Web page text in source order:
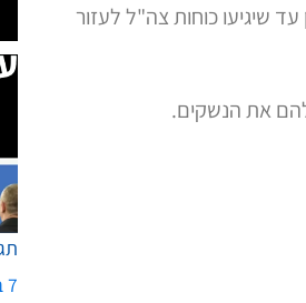
שיגיעו כוחות צה"ל לעזור
את הנשקים.
7 באוקטובר